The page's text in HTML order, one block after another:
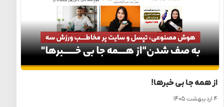
از همه جا بی خبرها!
۴ اردیبهشت ۱۴۰۵